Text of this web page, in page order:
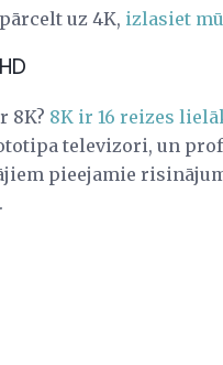
uz 4K, izlasiet
8K? 8K ir 16 reizes
televizori, un
pieejamie